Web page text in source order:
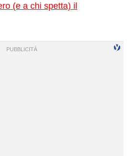
(e a chi spetta) il